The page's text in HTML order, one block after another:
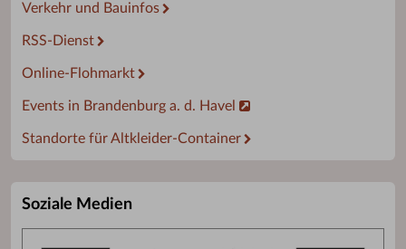
Verkehr und Bauinfos
RSS-Dienst
Online-Flohmarkt
Events in Brandenburg a. d. Havel
Standorte für Altkleider-Container
Soziale Medien